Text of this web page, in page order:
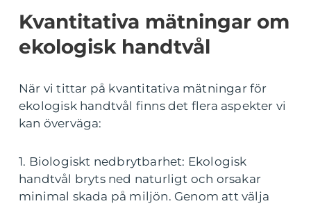
Kvantitativa mätningar om
ekologisk handtvål
När vi tittar på kvantitativa mätningar för
ekologisk handtvål finns det flera aspekter vi
kan överväga:
1. Biologiskt nedbrytbarhet: Ekologisk
handtvål bryts ned naturligt och orsakar
minimal skada på miljön. Genom att välja